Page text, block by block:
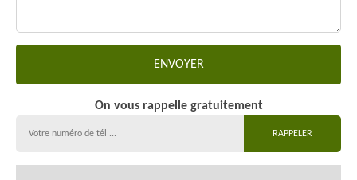
On vous rappelle gratuitement